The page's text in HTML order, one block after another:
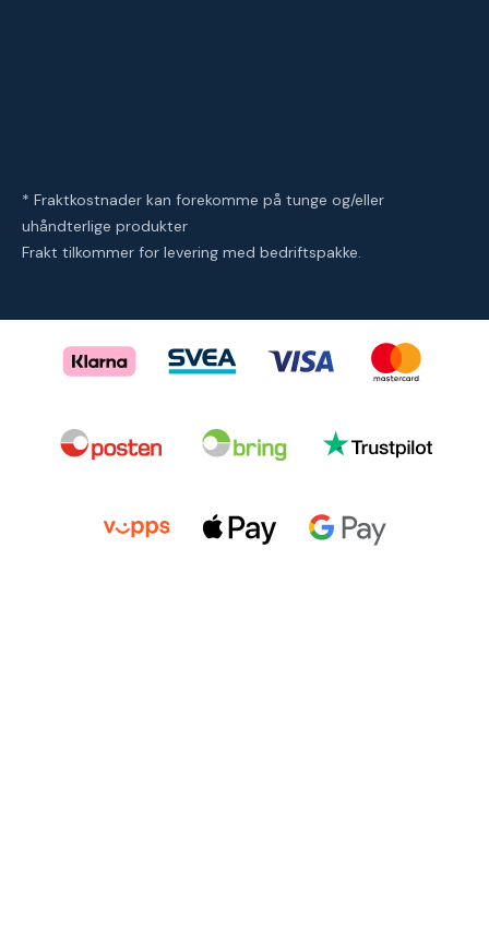
* Fraktkostnader kan forekomme på tunge og/eller
uhåndterlige produkter
Frakt tilkommer for levering med bedriftspakke.